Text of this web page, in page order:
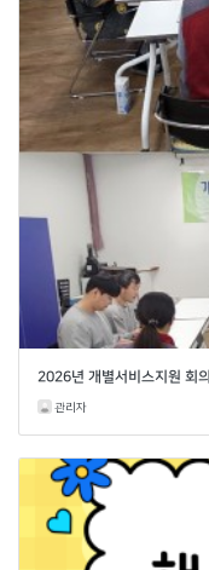
2026년 개별서비스지원 회의
관리자